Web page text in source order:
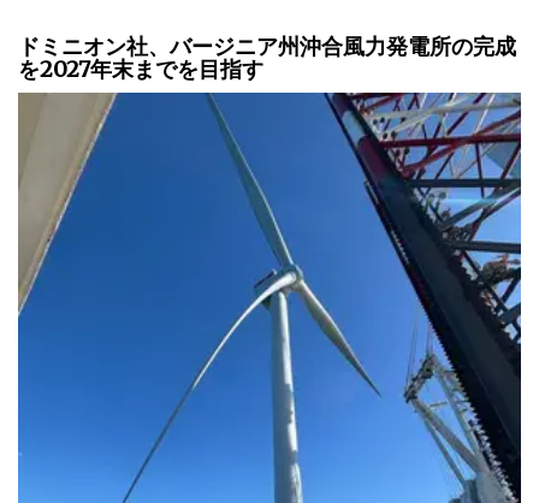
ドミニオン社、バージニア州沖合風力発電所の完成
を2027年末までを目指す